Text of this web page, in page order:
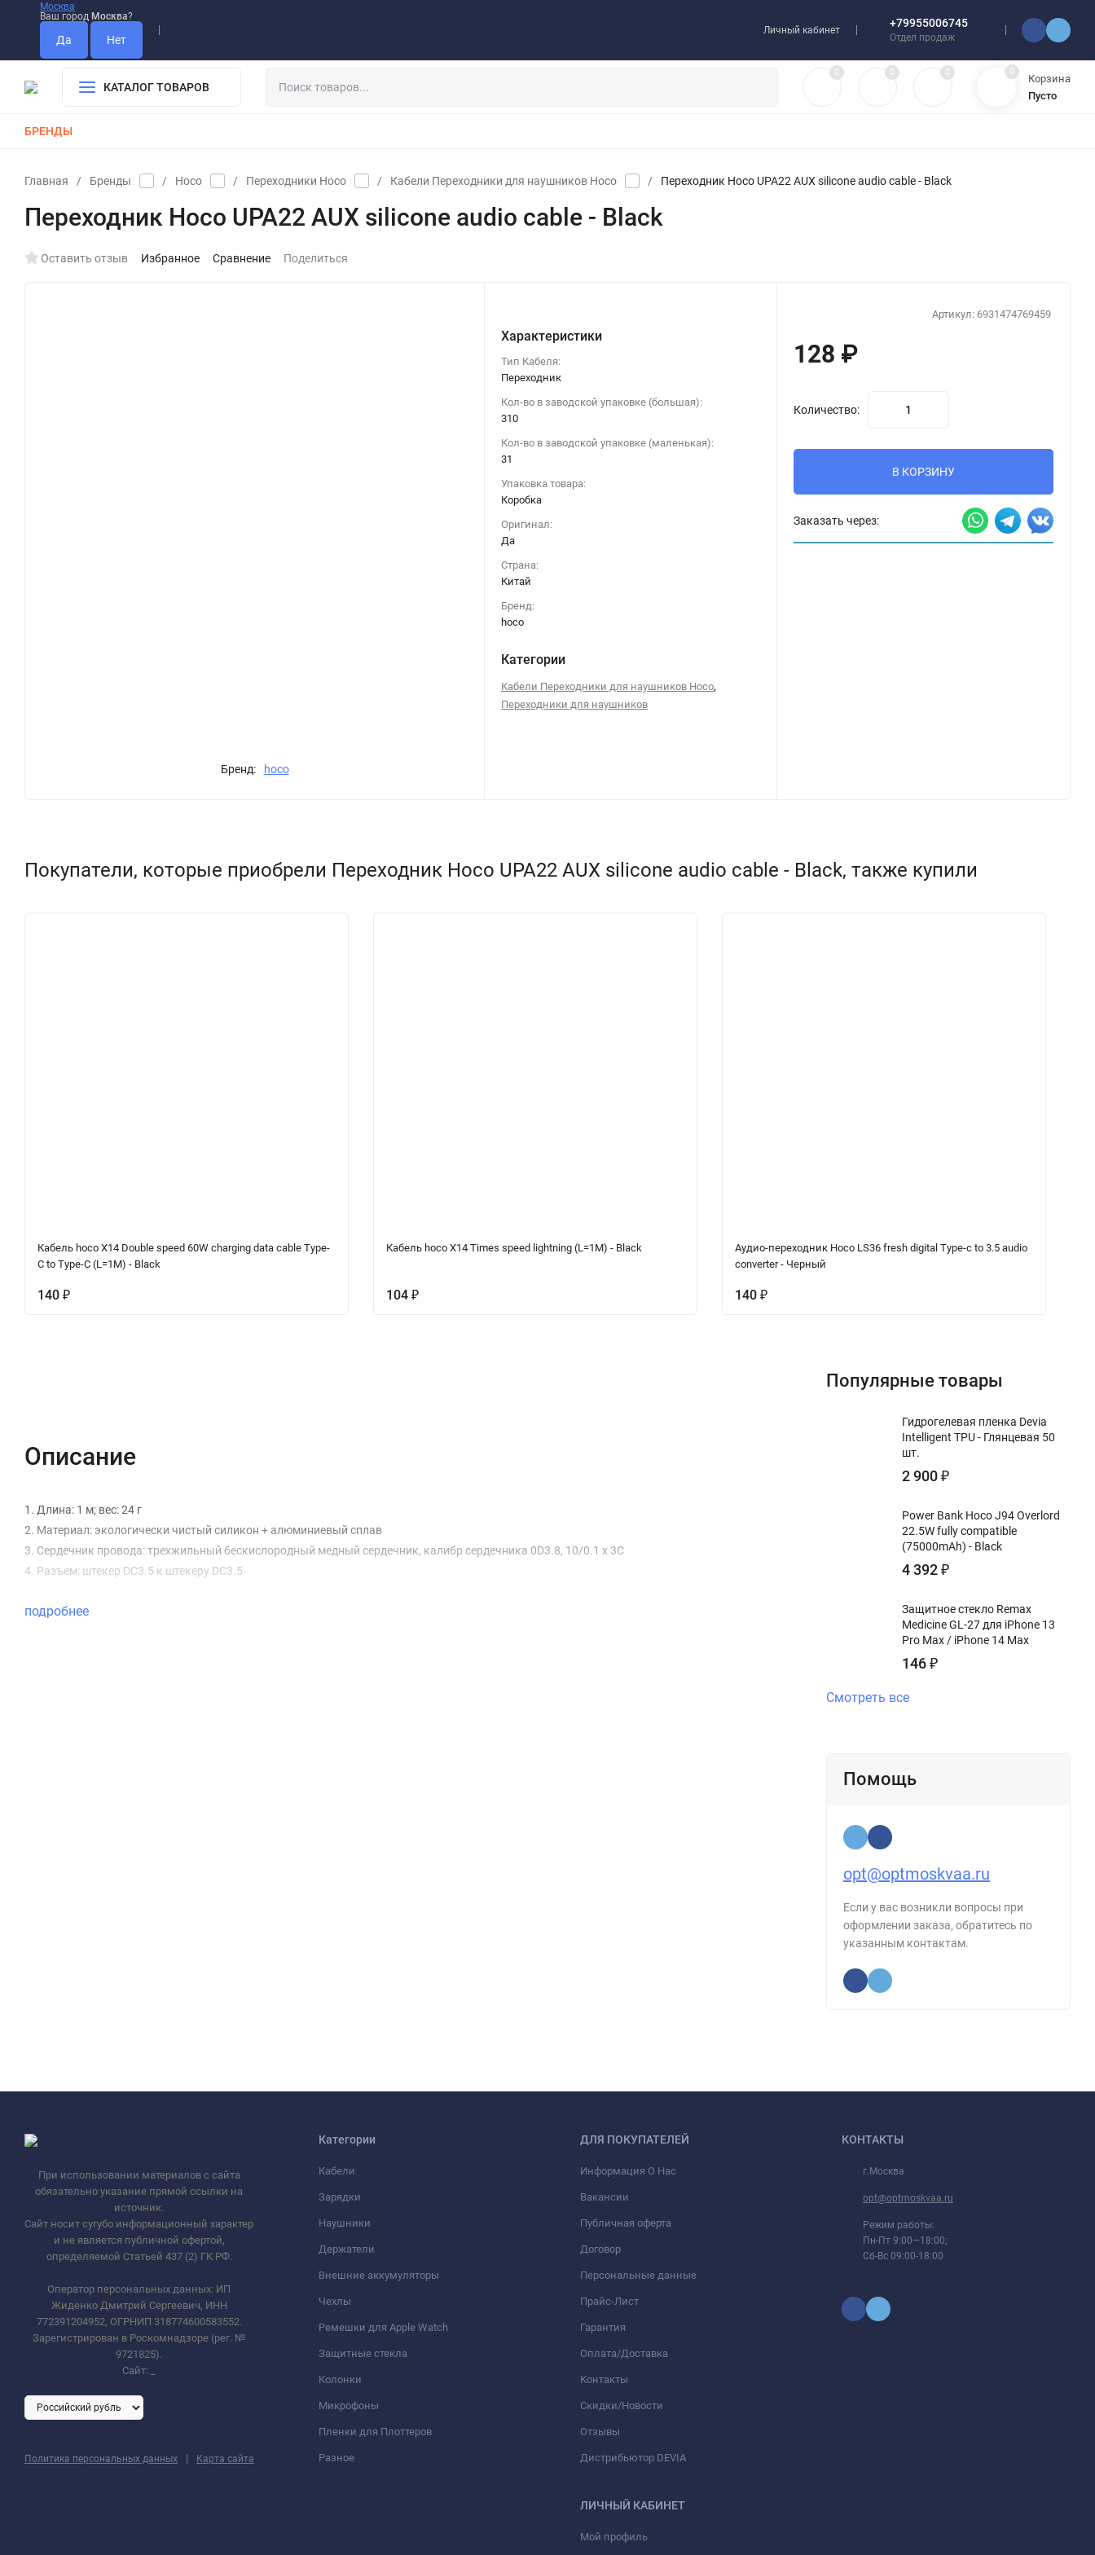
Москва
Ваш город Москва?
Личный кабинет
+79955006745
Отдел продаж
КАТАЛОГ ТОВАРОВ
0 0 0 0
Корзина
Пусто
БРЕНДЫ
Главная / Бренды / Hoco / Переходники Hoco / Кабели Переходники для наушников Hoco / Переходник Hoco UPA22 AUX silicone audio cable - Black
Переходник Hoco UPA22 AUX silicone audio cable - Black
Оставить отзыв Избранное Сравнение Поделиться
Бренд: hoco
Характеристики
Тип Кабеля:
Переходник
Кол-во в заводской упаковке (большая):
310
Кол-во в заводской упаковке (маленькая):
31
Упаковка товара:
Коробка
Оригинал:
Да
Страна:
Китай
Бренд:
hoco
Категории
Кабели Переходники для наушников Hoco,
Переходники для наушников
Артикул: 6931474769459
128 ₽
Количество:
В КОРЗИНУ
Заказать через:
Покупатели, которые приобрели Переходник Hoco UPA22 AUX silicone audio cable - Black, также купили
Кабель hoco X14 Double speed 60W charging data cable Type-
C to Type-C (L=1M) - Black
140 ₽
Кабель hoco X14 Times speed lightning (L=1M) - Black
104 ₽
Аудио-переходник Hoco LS36 fresh digital Type-c to 3.5 audio
converter - Черный
140 ₽
Описание
1. Длина: 1 м; вес: 24 г
2. Материал: экологически чистый силикон + алюминиевый сплав
3. Сердечник провода: трехжильный бескислородный медный сердечник, калибр сердечника 0D3.8, 10/0.1 x 3C
4. Разъем: штекер DC3.5 к штекеру DC3.5
подробнее
Популярные товары
Гидрогелевая пленка Devia
Intelligent TPU - Глянцевая 50
шт.
2 900₽
Power Bank Hoco J94 Overlord
22.5W fully compatible
(75000mAh) - Black
4 392₽
Защитное стекло Remax
Medicine GL-27 для iPhone 13
Pro Max / iPhone 14 Max
146₽
Смотреть все
Помощь
opt@optmoskvaa.ru
Если у вас возникли вопросы при
оформлении заказа, обратитесь по
указанным контактам.
При использовании материалов с сайта
обязательно указание прямой ссылки на
источник.
Сайт носит сугубо информационный характер
и не является публичной офертой,
определяемой Статьей 437 (2) ГК РФ.
Оператор персональных данных: ИП
Жиденко Дмитрий Сергеевич, ИНН
772391204952, ОГРНИП 318774600583552.
Зарегистрирован в Роскомнадзоре (рег. №
9721825).
Сайт:
Политика персональных данных | Карта сайта
Категории
Кабели
Зарядки
Наушники
Держатели
Внешние аккумуляторы
Чехлы
Ремешки для Apple Watch
Защитные стекла
Колонки
Микрофоны
Пленки для Плоттеров
Разное
ДЛЯ ПОКУПАТЕЛЕЙ
Информация О Нас
Вакансии
Публичная оферта
Договор
Персональные данные
Прайс-Лист
Гарантия
Оплата/Доставка
Контакты
Скидки/Новости
Отзывы
Дистрибьютор DEVIA
ЛИЧНЫЙ КАБИНЕТ
Мой профиль
КОНТАКТЫ
г.Москва
opt@optmoskvaa.ru
Режим работы:
Пн-Пт 9:00—18:00;
Сб-Вс 09:00-18:00